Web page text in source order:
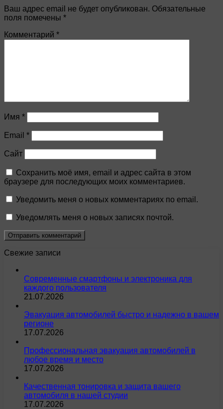
Ваш адрес email не будет опубликован. Обязательные
поля помечены *
Комментарий *
Имя *
Email *
Сайт
Сохранить моё имя, email и адрес сайта в этом
браузере для последующих моих комментариев.
Уведомить меня о новых комментариях по email.
Уведомлять меня о новых записях почтой.
Свежие записи
Современные смартфоны и электроника для
каждого пользователя
21.07.2026
Эвакуация автомобилей быстро и надежно в вашем
регионе
17.07.2026
Профессиональная эвакуация автомобилей в
любое время и место
17.07.2026
Качественная тонировка и защита вашего
автомобиля в нашей студии
17.07.2026